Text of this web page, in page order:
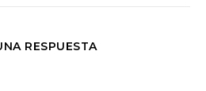
RESPUESTA